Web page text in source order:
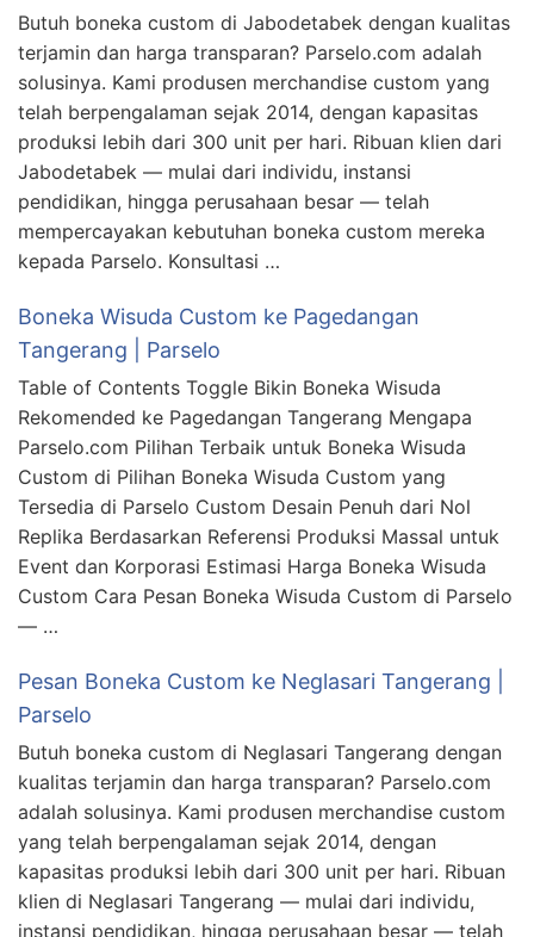
Butuh boneka custom di Jabodetabek dengan kualitas
terjamin dan harga transparan? Parselo.com adalah
solusinya. Kami produsen merchandise custom yang
telah berpengalaman sejak 2014, dengan kapasitas
produksi lebih dari 300 unit per hari. Ribuan klien dari
Jabodetabek — mulai dari individu, instansi
pendidikan, hingga perusahaan besar — telah
mempercayakan kebutuhan boneka custom mereka
kepada Parselo. Konsultasi …
Boneka Wisuda Custom ke Pagedangan
Tangerang | Parselo
Table of Contents Toggle Bikin Boneka Wisuda
Rekomended ke Pagedangan Tangerang Mengapa
Parselo.com Pilihan Terbaik untuk Boneka Wisuda
Custom di Pilihan Boneka Wisuda Custom yang
Tersedia di Parselo Custom Desain Penuh dari Nol
Replika Berdasarkan Referensi Produksi Massal untuk
Event dan Korporasi Estimasi Harga Boneka Wisuda
Custom Cara Pesan Boneka Wisuda Custom di Parselo
— …
Pesan Boneka Custom ke Neglasari Tangerang |
Parselo
Butuh boneka custom di Neglasari Tangerang dengan
kualitas terjamin dan harga transparan? Parselo.com
adalah solusinya. Kami produsen merchandise custom
yang telah berpengalaman sejak 2014, dengan
kapasitas produksi lebih dari 300 unit per hari. Ribuan
klien di Neglasari Tangerang — mulai dari individu,
instansi pendidikan, hingga perusahaan besar — telah